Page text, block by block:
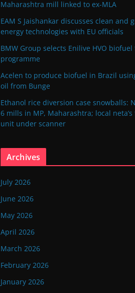
Maharashtra mill linked to ex-MLA
EAM S Jaishankar discusses clean and
energy technologies with EU officials
BMW Group selects Enilive HVO
programme
Acelen to produce biofuel in Brazil
oil from Bunge
Ethanol rice diversion case snowballs:
6 mills in MP, Maharashtra; local
unit under scanner
Archives
July 2026
June 2026
May 2026
April 2026
March 2026
February 2026
January 2026